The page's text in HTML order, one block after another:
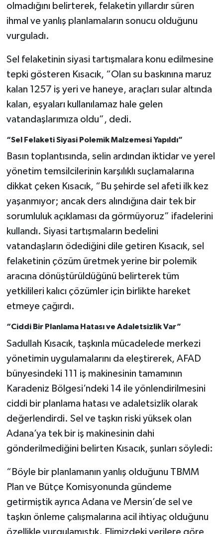
olmadığını belirterek, felaketin yıllardır süren
ihmal ve yanlış planlamaların sonucu olduğunu
vurguladı.
Sel felaketinin siyasi tartışmalara konu edilmesine
tepki gösteren Kısacık, “Olan su baskınına maruz
kalan 1257 iş yeri ve haneye, araçları sular altında
kalan, eşyaları kullanılamaz hale gelen
vatandaşlarımıza oldu”, dedi.
“Sel Felaketi Siyasi Polemik Malzemesi Yapıldı”
Basın toplantısında, selin ardından iktidar ve yerel
yönetim temsilcilerinin karşılıklı suçlamalarına
dikkat çeken Kısacık, “Bu şehirde sel afeti ilk kez
yaşanmıyor; ancak ders alındığına dair tek bir
sorumluluk açıklaması da görmüyoruz” ifadelerini
kullandı. Siyasi tartışmaların bedelini
vatandaşların ödediğini dile getiren Kısacık, sel
felaketinin çözüm üretmek yerine bir polemik
aracına dönüştürüldüğünü belirterek tüm
yetkilileri kalıcı çözümler için birlikte hareket
etmeye çağırdı.
“Ciddi Bir Planlama Hatası ve Adaletsizlik Var”
Sadullah Kısacık, taşkınla mücadelede merkezi
yönetimin uygulamalarını da eleştirerek, AFAD
bünyesindeki 111 iş makinesinin tamamının
Karadeniz Bölgesi’ndeki 14 ile yönlendirilmesini
ciddi bir planlama hatası ve adaletsizlik olarak
değerlendirdi. Sel ve taşkın riski yüksek olan
Adana’ya tek bir iş makinesinin dahi
gönderilmediğini belirten Kısacık, şunları söyledi:
“Böyle bir planlamanın yanlış olduğunu TBMM
Plan ve Bütçe Komisyonunda gündeme
getirmiştik ayrıca Adana ve Mersin’de sel ve
taşkın önleme çalışmalarına acil ihtiyaç olduğunu
özellikle vurgulamıştık. Elimizdeki verilere göre